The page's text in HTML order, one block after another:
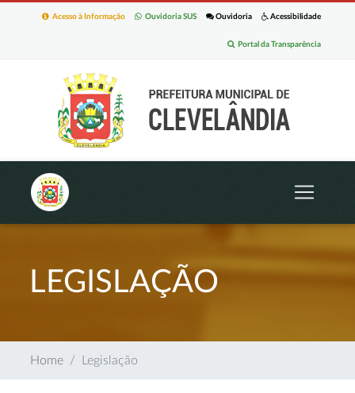
Acessibilidade
Ouvidoria
Ouvidoria SUS
Acesso à Informação
Portal da Transparência
LEGISLAÇÃO
Home Legislação